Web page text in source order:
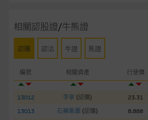
相關認股證/牛熊證
認購 認沽 牛證 熊證
編號 相關資產 行使價
13012 李寧 (認購) 23.31
13013
石藥集團 (認購) 8.888
任何指示價格報價、公開資料或分析是基於我
數而預備的，不構成我們提出的意見。所用假
為準確、完整或合理。我們不作陳述，亦不
表現或回報將來會實現。過去業績並不保證
來自我們在所示日期時認為可靠之來源，且
而，麥格理集團不作陳述，亦不保證網站內